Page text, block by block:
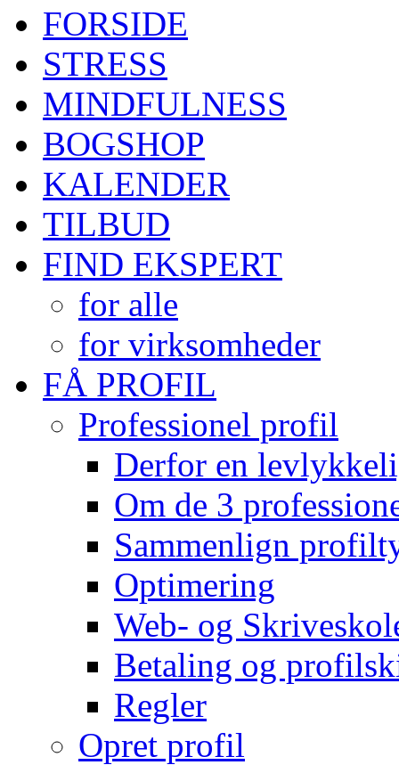
FORSIDE
STRESS
MINDFULNESS
BOGSHOP
KALENDER
TILBUD
FIND EKSPERT
for alle
for virksomheder
FÅ PROFIL
Professionel profil
Derfor en
Om de 3
Sammenlign
Optimering
Web- og
Betaling og
Regler
Opret profil